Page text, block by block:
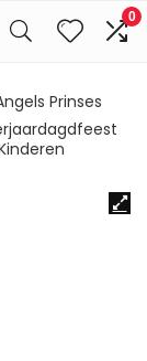
0
Prinses